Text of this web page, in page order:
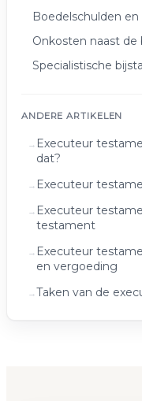
Boedelschulden
Onkosten naast de
Specialistische
ANDERE ARTIKELEN
Executeur
dat?
Executeur
Executeur
testament
Executeur
en vergoeding
Taken van de